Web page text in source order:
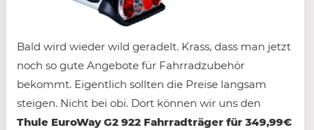
Bald wird wieder wild geradelt. Krass, dass man jetzt
noch so gute Angebote für Fahrradzubehör
bekommt. Eigentlich sollten die Preise langsam
steigen. Nicht bei obi. Dort können wir uns den
Thule EuroWay G2 922 Fahrradträger für 349,99€